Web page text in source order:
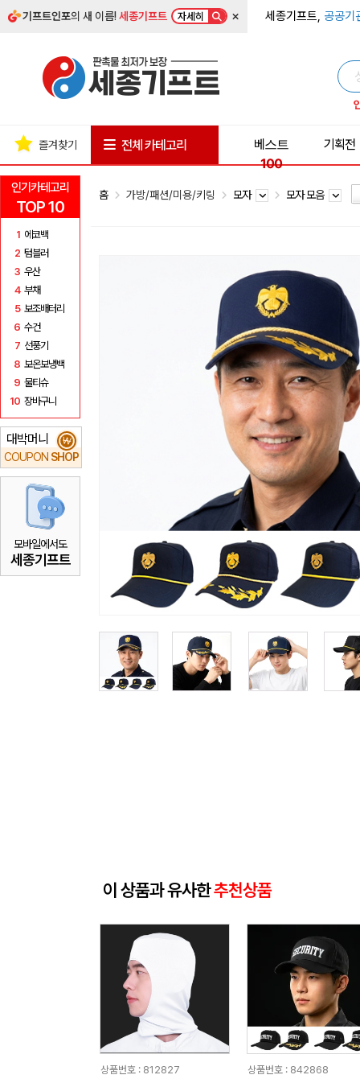
기프트인포의 새 이름!세종기프트 자세히 × 세종기프트, 공공기
인기카테고리
TOP 10
1 에코백
2 텀블러
3 우산
4 부채
5 보조배터리
6 수건
7 선풍기
8 보온보냉백
9 물티슈
10 장바구니
대박머니
COUPON SHOP
₩
모바일에서도
세종기프트
즐겨찾기 전체 카테고리
베스트
100
기획전
홈 가방/패션/미용/키링 모자 모자 모음
이 상품과 유사한추천상품
상품번호 : 812827
상품번호 : 842868